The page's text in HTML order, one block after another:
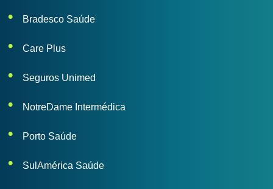
Bradesco Saúde
Care Plus
Seguros Unimed
NotreDame Intermédica
Porto Saúde
SulAmérica Saúde